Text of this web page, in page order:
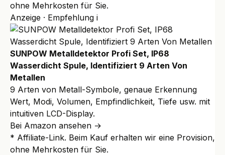
ohne Mehrkosten für Sie.
Anzeige · Empfehlung i
SUNPOW Metalldetektor Profi Set, IP68
Wasserdicht Spule, Identifiziert 9 Arten Von
Metallen
9 Arten von Metall-Symbole, genaue Erkennung
Wert, Modi, Volumen, Empfindlichkeit, Tiefe usw. mit
intuitiven LCD-Display.
Bei Amazon ansehen →
* Affiliate-Link. Beim Kauf erhalten wir eine Provision,
ohne Mehrkosten für Sie.